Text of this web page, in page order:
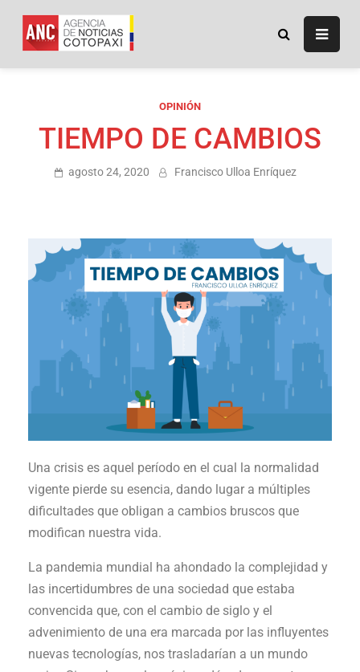
Agencia de Noticias
OPINIÓN
TIEMPO DE CAMBIOS
agosto 24, 2020 Francisco Ulloa Enríquez
Una crisis es aquel período en el cual la normalidad
vigente pierde su esencia, dando lugar a múltiples
dificultades que obligan a cambios bruscos que
modifican nuestra vida.
La pandemia mundial ha ahondado la complejidad y
las incertidumbres de una sociedad que estaba
convencida que, con el cambio de siglo y el
advenimiento de una era marcada por las influyentes
nuevas tecnologías, nos trasladarían a un mundo